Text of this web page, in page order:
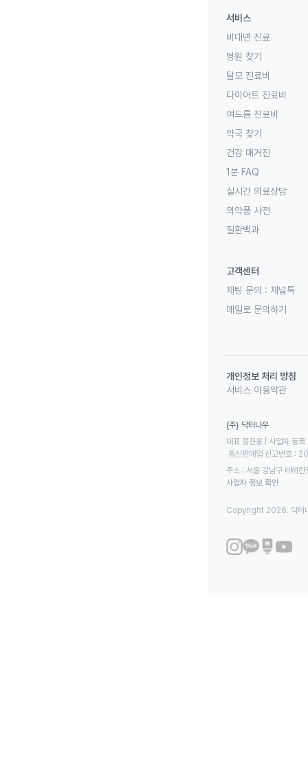
서비스
비대면 진료
병원 찾기
탈모 진료비
다이어트 진료비
여드름 진료비
약국 찾기
건강 매거진
1분 FAQ
실시간 의료상담
의약품 사전
질환백과
고객센터
채팅 문의 : 채널톡
메일로 문의하기
개인정보 처리 방침
서비스 이용약관
(주) 닥터나우
대표 정진웅 | 사업자
통신판매업 신고번호
주소 : 서울 강남구 테헤
사업자 정보 확인
Copyright 2026. 닥터